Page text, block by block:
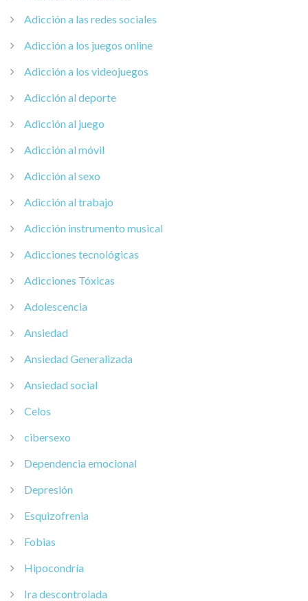
Adicción a las redes sociales
Adicción a los juegos online
Adicción a los videojuegos
Adicción al deporte
Adicción al juego
Adicción al móvil
Adicción al sexo
Adicción al trabajo
Adicción instrumento musical
Adicciones tecnológicas
Adicciones Tóxicas
Adolescencia
Ansiedad
Ansiedad Generalizada
Ansiedad social
Celos
cibersexo
Dependencia emocional
Depresión
Esquizofrenia
Fobias
Hipocondría
Ira descontrolada